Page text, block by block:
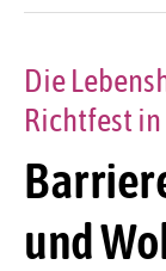
und
Die
Richtfest